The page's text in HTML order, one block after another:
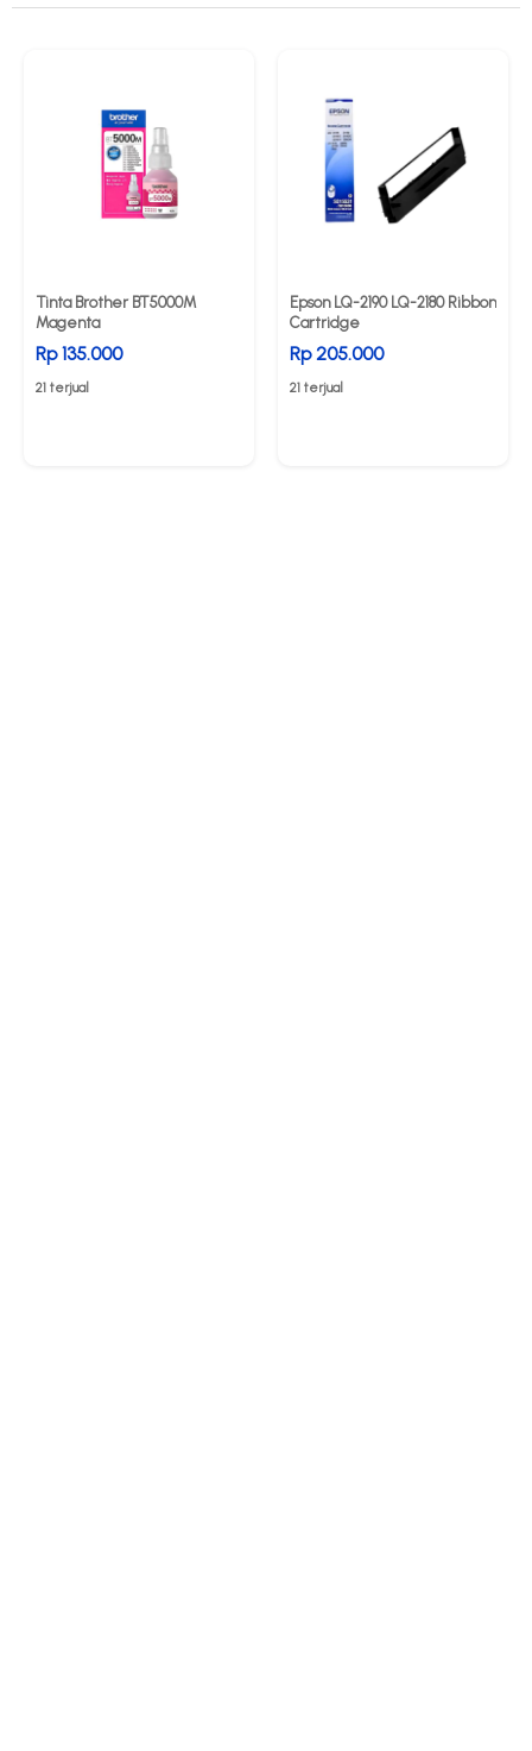
Tinta Brother BT5000M
Magenta
Rp 135.000
21 terjual
Epson LQ-2190 LQ-2180 Ribbon
Cartridge
Rp 205.000
21 terjual